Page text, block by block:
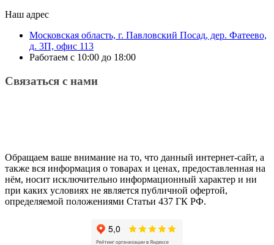
Наш адрес
Московская область, г. Павловский Посад, дер. Фатеево,
д. 3П, офис 113
Работаем с 10:00 до 18:00
Связаться с нами
Обращаем ваше внимание на то, что данный интернет-сайт, а
также вся информация о товарах и ценах, предоставленная на
нём, носит исключительно информационный характер и ни
при каких условиях не является публичной офертой,
определяемой положениями Статьи 437 ГК РФ.